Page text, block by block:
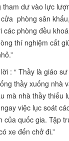
dư vào lực
phòng sân
các phòng đều
thí nghiệm cất
: “ Thầy là giáo
thầy xuống nhà
mà nhà thầy thiếu
việc lục soát
của quốc gia. Tập
xe đến chở đi.”